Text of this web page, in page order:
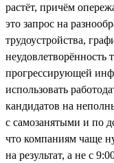
растёт, причём
это запрос на
трудоустройства,
неудовлетворённость
прогрессирующей
использовать
кандидатов на
с самозанятыми и по
что компаниям чаще
на результат, а не с